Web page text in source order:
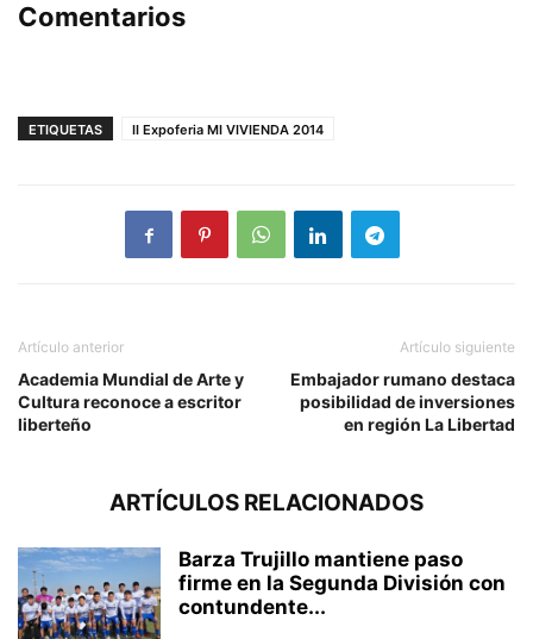
Comentarios
ETIQUETAS II Expoferia MI VIVIENDA 2014
Artículo anterior
Academia Mundial de Arte y
Cultura reconoce a escritor
liberteño
Artículo siguiente
Embajador rumano destaca
posibilidad de inversiones
en región La Libertad
ARTÍCULOS RELACIONADOS
Barza Trujillo mantiene paso
firme en la Segunda División con
contundente...